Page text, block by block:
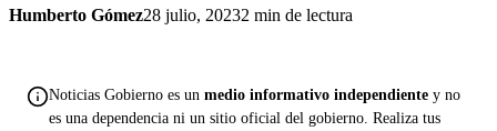
Humberto Gómez28 julio, 20232 min de lectura
Noticias Gobierno es un medio informativo independiente y no
es una dependencia ni un sitio oficial del gobierno. Realiza tus